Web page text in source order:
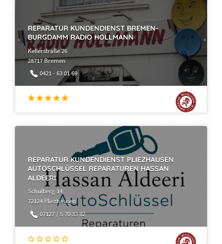
REPARATUR KUNDENDIENST BREMEN-
BURGDAMM RADIO HOLLMANN
Kellerstraße 26
28717 Bremen
0421 - 63 01 69
REPARATUR KUNDENDIENST PLIEZHAUSEN
AUTOSCHLÜSSEL REPARATUREN HASSAN
ALDEERI
Schulberg 14
72124 Pliezhausen
07127 / 5 70 33 82